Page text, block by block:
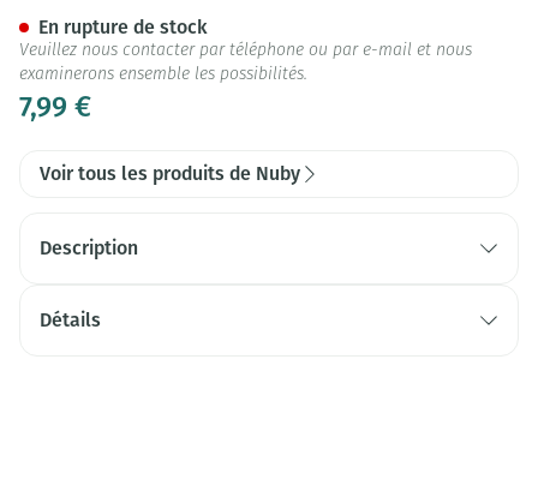
7,99 €
En rupture de stock
Veuillez nous contacter par téléphone ou par e-mail et nous
examinerons ensemble les possibilités.
Voir tous les produits de Nuby
Description
Détails